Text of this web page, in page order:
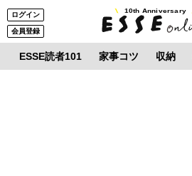
ログイン
会員登録
10th Anniversary
ESSE読者101 家事コツ 収納